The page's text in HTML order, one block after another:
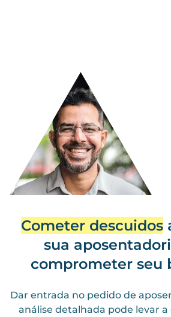
Cometer descuidos
sua
comprometer seu
Dar entrada no pedido de
análise detalhada pode levar a